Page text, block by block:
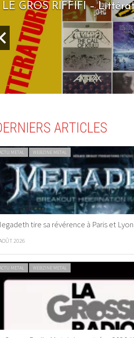
LE GROS RIFFIFI –
ARTICLES
METAL WEBZINE METAL
tire sa révérence à Paris et
2026
METAL WEBZINE METAL